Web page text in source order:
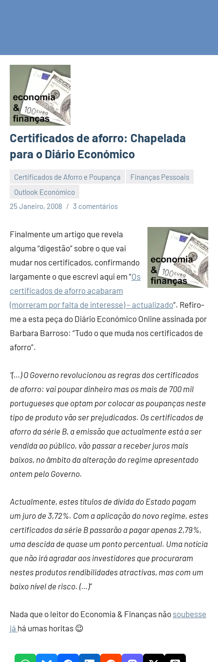
Certificados de aforro: Chapelada
para o Diário Económico
Certificados de Aforro e Poupança
Finanças Pessoais
Outlook Económico
25 Janeiro, 2008
Economia
e
3 comentários
Finalmente um artigo que revela
alguma “digestão” sobre o que vai
mudar nos certificados, confirmando
largamente o que escrevi aqui em “Os
certificados de aforro acabaram
(morreram por falta de interesse) – actualizado“. Refiro-
me a esta peça do Diário Económico Online assinada por
Barbara Barroso: “Tudo o que muda nos certificados de
aforro”.
“(…)O Governo revolucionou as regras dos certificados
de aforro: vai poupar dinheiro mas os mais de 700 mil
portugueses que optam por colocar as poupanças neste
tipo de produto vão ser prejudicados. Os certificados de
aforro da série B, a emissão que actualmente está a ser
vendida ao público, vão passar a receber juros mais
baixos, no âmbito da alteração do regime apresentado
ontem pelo Governo.
Actualmente, estes títulos de dívida do Estado pagam
um juro de 3,72%. Com a aplicação do novo regime, estes
certificados da série B passarão a pagar apenas 2,79%,
uma descida de quase um ponto percentual. Uma notícia
que não irá agradar aos investidores que procuraram
nestes produtos rendibilidades atractivas, mas com um
baixo nível de risco. (…)”
Nada que o leitor do Economia & Finanças não soubesse
já há umas horitas 😉